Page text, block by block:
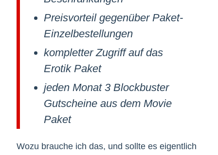
Preisvorteil gegenüber Paket-
Einzelbestellungen
kompletter Zugriff auf das
Erotik Paket
jeden Monat 3 Blockbuster
Gutscheine aus dem Movie
Paket
Wozu brauche ich das, und sollte es eigentlich